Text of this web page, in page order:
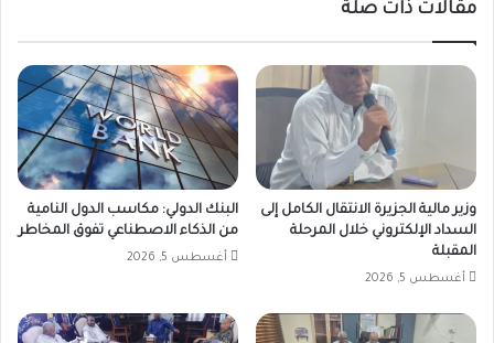
مقالات ذات صلة
وزير مالية الجزيرة الانتقال الكامل إلى
السداد الإلكتروني خلال المرحلة
المقبلة
أغسطس 5, 2026
البنك الدولي: مكاسب الدول النامية
من الذكاء الاصطناعي تفوق المخاطر
أغسطس 5, 2026